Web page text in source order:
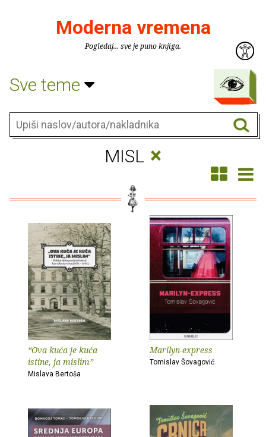
Moderna vremena
Pogledaj... sve je puno knjiga.
Sve teme
MISL ×
“Ova kuća je kuća
istine, ja mislim”
Mislava Bertoša
Marilyn-express
Tomislav Šovagović